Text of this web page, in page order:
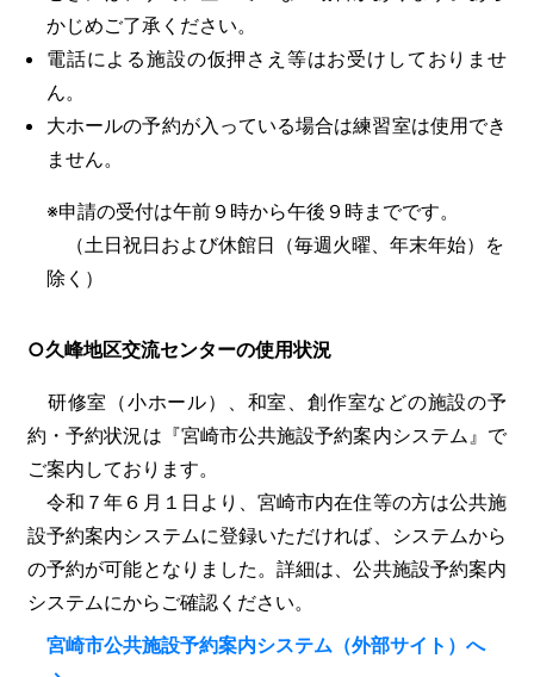
かじめご了承ください。
電話による施設の仮押さえ等はお受けしておりませ
ん。
大ホールの予約が入っている場合は練習室は使用でき
ません。
※申請の受付は午前９時から午後９時までです。
（土日祝日および休館日（毎週火曜、年末年始）を
除く）
○久峰地区交流センターの使用状況
研修室（小ホール）、和室、創作室などの施設の予
約・予約状況は『宮崎市公共施設予約案内システム』で
ご案内しております。
令和７年６月１日より、宮崎市内在住等の方は公共施
設予約案内システムに登録いただければ、システムから
の予約が可能となりました。詳細は、公共施設予約案内
システムにからご確認ください。
宮崎市公共施設予約案内システム（外部サイト）へ